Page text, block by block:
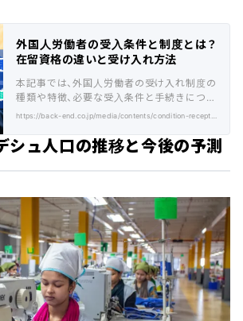
外国人労働者の受入条件と制度とは？
在留資格の違いと受け入れ方法
本記事では、外国人労働者の受け入れ制度の
種類や特徴、必要な受入条件と手続きについ
て解説します。
シュ人口の推移と今後の予測